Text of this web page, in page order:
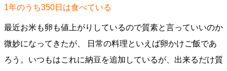
1年のうち350日は食べている
最近お米も卵も値上がりしているので質素と言っていいのか
微妙になってきたが、 日常の料理といえば卵かけご飯であ
ろう。いつもはこれに納豆を追加しているが、出来るだけ質